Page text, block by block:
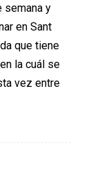
semana y
en Sant
que tiene
la cuál se
vez entre